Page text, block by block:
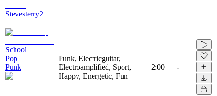
Stevesterry2
School
Pop
Punk
Punk, Electricguitar,
Electroamplified, Sport,
Happy, Energetic, Fun
2:00 -